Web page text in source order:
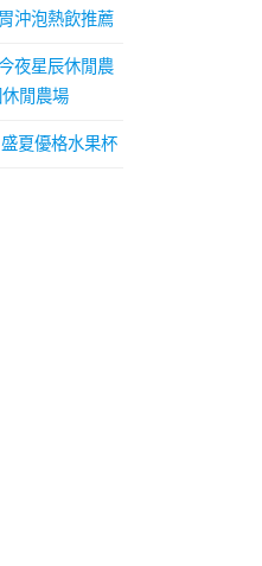
沖泡熱飲推薦
夜星辰休閒農
閒農場
夏優格水果杯